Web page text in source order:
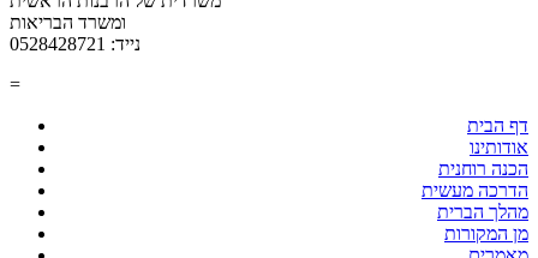
ומשרד הבריאות
נייד: 0528428721
=
דף הבית
אודותינו
הכנה רוחנית
הדרכה מעשית
מהלך הברית
מן המקורות